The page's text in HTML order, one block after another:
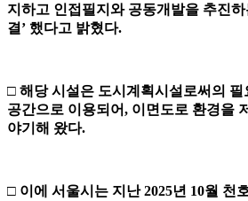
지하고 인접필지와 공동개발을 추진
결 ’ 했다고 밝혔다.
□ 해당 시설은 도시계획시설로써의
공간으로 이용되어, 이면도로 환경을
야기해 왔다.
□ 이에 서울시는 지난2025년 10월 천